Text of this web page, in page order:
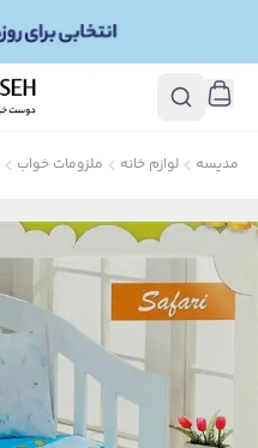
مدیسه لوازم خانه ملزومات خواب